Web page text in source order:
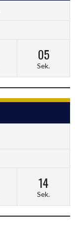
05
Sek.
14
Sek.